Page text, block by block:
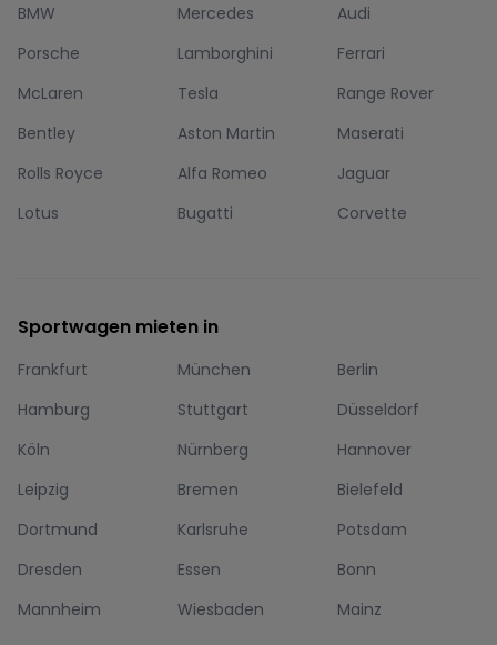
BMW Mercedes
Audi
Porsche
Lamborghini
Ferrari
McLaren
Tesla
Range Rover
Bentley
Aston Martin
Maserati
Rolls Royce
Alfa Romeo
Jaguar
Lotus
Bugatti Corvette
Sportwagen mieten in
Frankfurt München
Berlin
Hamburg
Stuttgart
Düsseldorf
Köln
Nürnberg
Hannover
Leipzig
Bremen
Bielefeld
Dortmund
Karlsruhe
Potsdam
Dresden
Essen
Bonn
Mannheim
Wiesbaden Mainz